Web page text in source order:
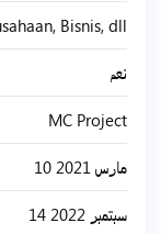
Bisnis, dll
نعم
MC Project
10 مارس 2021
14 سبتمبر 2022